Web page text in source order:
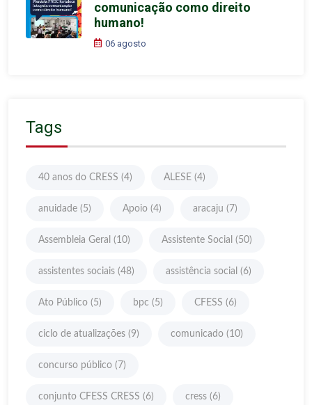
comunicação como direito
humano!
06 agosto
Tags
40 anos do CRESS (4) ALESE (4)
anuidade (5) Apoio (4) aracaju (7)
Assembleia Geral (10) Assistente Social (50)
assistentes sociais (48) assistência social (6)
Ato Público (5) bpc (5) CFESS (6)
ciclo de atualizações (9) comunicado (10)
concurso público (7)
conjunto CFESS CRESS (6) cress (6)